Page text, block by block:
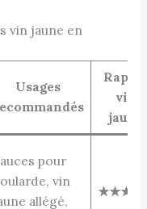
vin jaune en
Usages
vin
jaune
pour
vin
allégé,